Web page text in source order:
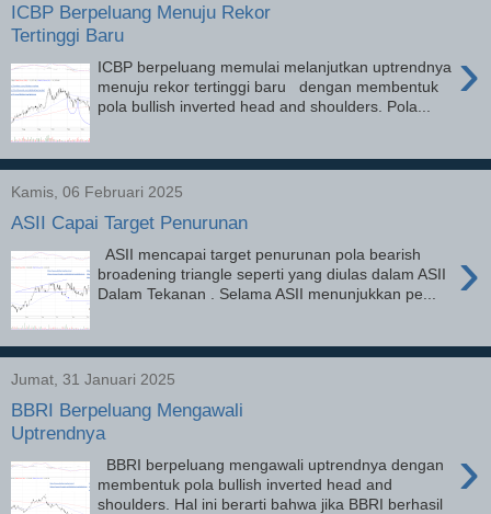
ICBP Berpeluang Menuju Rekor
Tertinggi Baru
›
ICBP berpeluang memulai melanjutkan uptrendnya
menuju rekor tertinggi baru dengan membentuk
pola bullish inverted head and shoulders. Pola...
Kamis, 06 Februari 2025
ASII Capai Target Penurunan
›
ASII mencapai target penurunan pola bearish
broadening triangle seperti yang diulas dalam ASII
Dalam Tekanan . Selama ASII menunjukkan pe...
Jumat, 31 Januari 2025
BBRI Berpeluang Mengawali
Uptrendnya
›
BBRI berpeluang mengawali uptrendnya dengan
membentuk pola bullish inverted head and
shoulders. Hal ini berarti bahwa jika BBRI berhasil